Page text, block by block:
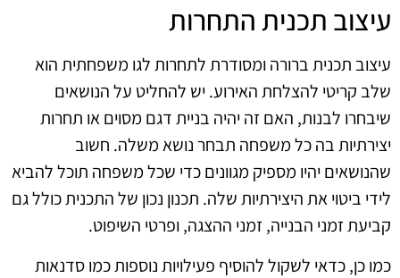
עיצוב תכנית התחרות
עיצוב תכנית ברורה ומסודרת לתחרות לגו משפחתית הוא
שלב קריטי להצלחת האירוע. יש להחליט על הנושאים
שיבחרו לבנות, האם זה יהיה בניית דגם מסוים או תחרות
יצירתיות בה כל משפחה תבחר נושא משלה. חשוב
שהנושאים יהיו מספיק מגוונים כדי שכל משפחה תוכל להביא
לידי ביטוי את היצירתיות שלה. תכנון נכון של התכנית כולל גם
קביעת זמני הבנייה, זמני ההצגה, ופרטי השיפוט.
כמו כן, כדאי לשקול להוסיף פעילויות נוספות כמו סדנאות